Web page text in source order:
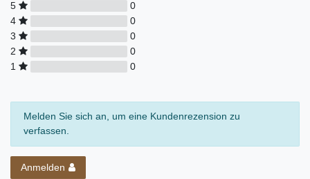
5
0
4
0
3
0
2
0
1
0
Melden Sie sich an, um eine Kundenrezension zu
verfassen.
Anmelden